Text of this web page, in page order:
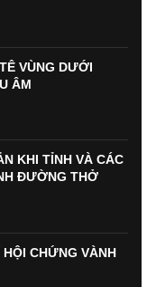
VÙNG DƯỚI
ÂM
KHI TỈNH VÀ CÁC
ĐƯỜNG THỞ
CHỨNG VÀNH